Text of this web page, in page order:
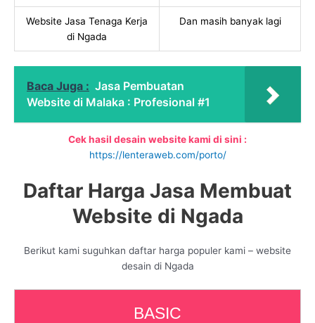
Website Jasa Tenaga Kerja
di Ngada
Dan masih banyak lagi
Baca Juga : Jasa Pembuatan
Website di Malaka : Profesional #1
Cek hasil desain website kami di sini :
https://lenteraweb.com/porto/
Daftar Harga Jasa Membuat
Website di Ngada
Berikut kami suguhkan daftar harga populer kami – website
desain di Ngada
BASIC